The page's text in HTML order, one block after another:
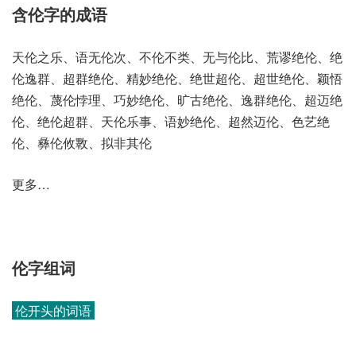
含伦字的成语
天伦之乐、语无伦次、不伦不类、无与伦比、荒谬绝伦、绝
伦逸群、超群绝伦、精妙绝伦、绝世超伦、超世绝伦、颖悟
绝伦、蔑伦悖理、巧妙绝伦、旷古绝伦、逸群绝伦、超迈绝
伦、绝伦超群、天伦乐事、语妙绝伦、超然迈伦、色艺绝
伦、彝伦攸斁、拟非其伦
更多…
伦字组词
伦开头的词语